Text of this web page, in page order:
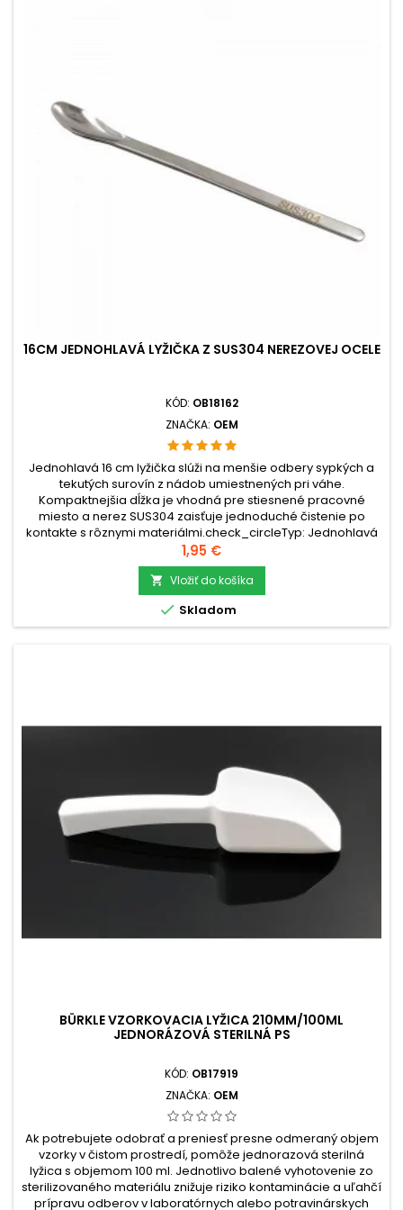
16CM JEDNOHLAVÁ LYŽIČKA Z SUS304 NEREZOVEJ OCELE
KÓD: OB18162
ZNAČKA: OEM
Jednohlavá 16 cm lyžička slúži na menšie odbery sypkých a
tekutých surovín z nádob umiestnených pri váhe.
Kompaktnejšia dĺžka je vhodná pre stiesnené pracovné
miesto a nerez SUS304 zaisťuje jednoduché čistenie po
kontakte s rôznymi materiálmi.check_circleTyp: Jednohlavá
lyžičkacheck_circleMateriál: Nerezová oceľ
SUS304check_circleRozmery: 16 × 1,7 × 1 cm...
Cena
1,95 €
 Vložiť do košíka
 Skladom
BÜRKLE VZORKOVACIA LYŽICA 210MM/100ML
JEDNORÁZOVÁ STERILNÁ PS
KÓD: OB17919
ZNAČKA: OEM
Ak potrebujete odobrať a preniesť presne odmeraný objem
vzorky v čistom prostredí, pomôže jednorazová sterilná
lyžica s objemom 100 ml. Jednotlivo balené vyhotovenie zo
sterilizovaného materiálu znižuje riziko kontaminácie a uľahčí
prípravu odberov v laboratórnych alebo potravinárskych